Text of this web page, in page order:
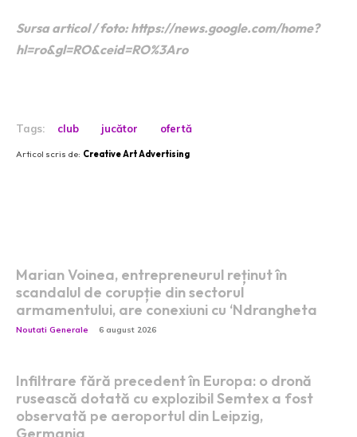
Sursa articol / foto: https://news.google.com/home?
hl=ro&gl=RO&ceid=RO%3Aro
Tags: club jucător ofertă
Articol scris de: Creative Art Advertising
Marian Voinea, entrepreneurul reținut în
scandalul de corupție din sectorul
armamentului, are conexiuni cu ‘Ndrangheta
Noutati Generale 6 august 2026
Infiltrare fără precedent în Europa: o dronă
rusească dotată cu explozibil Semtex a fost
observată pe aeroportul din Leipzig,